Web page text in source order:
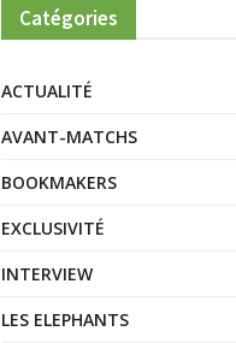
Catégories
ACTUALITÉ
AVANT-MATCHS
BOOKMAKERS
EXCLUSIVITÉ
INTERVIEW
LES ELEPHANTS